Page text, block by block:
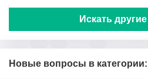
Искать
Новые вопросы в